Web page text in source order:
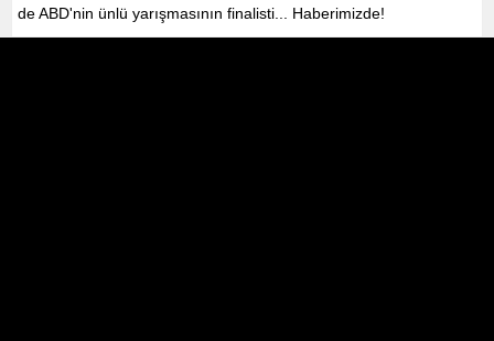
de ABD'nin ünlü yarışmasının finalisti... Haberimizde!